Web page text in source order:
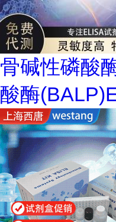
骨碱性磷酸
酸酶